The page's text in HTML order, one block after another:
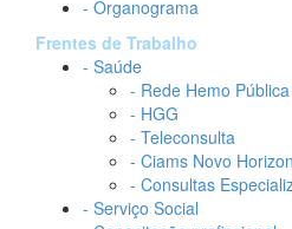
- Organograma
Frentes de Trabalho
- Saúde
- Rede Hemo
- HGG
- Teleconsulta
- Ciams Novo
- Consultas
- Serviço Social